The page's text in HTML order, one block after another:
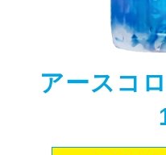
アースコ